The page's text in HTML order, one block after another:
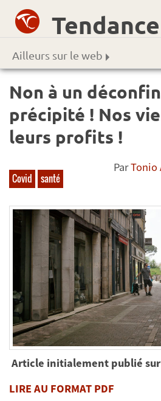
Ailleurs sur le web
Non à un
précipité ! Nos
leurs profits !
Covid santé
ParTonio
Article initialement publié
LIRE AU FORMAT PDF